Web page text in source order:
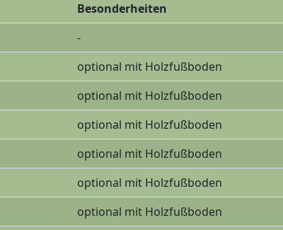
Besonderheiten
-
optional mit Holzfußboden
optional mit Holzfußboden
optional mit Holzfußboden
optional mit Holzfußboden
optional mit Holzfußboden
optional mit Holzfußboden